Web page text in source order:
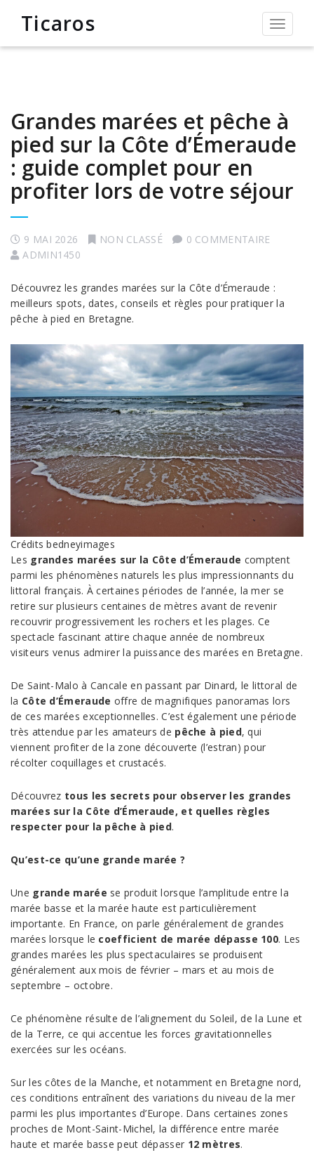
Ticaros
Grandes marées et pêche à
pied sur la Côte d’Émeraude
: guide complet pour en
profiter lors de votre séjour
9 MAI 2026 NON CLASSÉ
0 COMMENTAIRE
ADMIN1450
Découvrez les grandes marées sur la Côte d’Émeraude :
meilleurs spots, dates, conseils et règles pour pratiquer la
pêche à pied en Bretagne.
Crédits bedneyimages
Les grandes marées sur la Côte d’Émeraude comptent
parmi les phénomènes naturels les plus impressionnants du
littoral français. À certaines périodes de l’année, la mer se
retire sur plusieurs centaines de mètres avant de revenir
recouvrir progressivement les rochers et les plages. Ce
spectacle fascinant attire chaque année de nombreux
visiteurs venus admirer la puissance des marées en Bretagne.
De Saint-Malo à Cancale en passant par Dinard, le littoral de
la Côte d’Émeraude offre de magnifiques panoramas lors
de ces marées exceptionnelles. C’est également une période
très attendue par les amateurs de pêche à pied, qui
viennent profiter de la zone découverte (l’estran) pour
récolter coquillages et crustacés.
Découvrez tous les secrets pour observer les grandes
marées sur la Côte d’Émeraude, et quelles règles
respecter pour la pêche à pied.
Qu’est-ce qu’une grande marée ?
Une grande marée se produit lorsque l’amplitude entre la
marée basse et la marée haute est particulièrement
importante. En France, on parle généralement de grandes
marées lorsque le coefficient de marée dépasse 100. Les
grandes marées les plus spectaculaires se produisent
généralement aux mois de février – mars et au mois de
septembre – octobre.
Ce phénomène résulte de l’alignement du Soleil, de la Lune et
de la Terre, ce qui accentue les forces gravitationnelles
exercées sur les océans.
Sur les côtes de la Manche, et notamment en Bretagne nord,
ces conditions entraînent des variations du niveau de la mer
parmi les plus importantes d’Europe. Dans certaines zones
proches de Mont-Saint-Michel, la différence entre marée
haute et marée basse peut dépasser 12 mètres.